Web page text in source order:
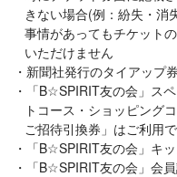
きない場合(例：紛失・消
事情があってもチケット
いただけません
新聞社発行のタイアップ
「B☆SPIRIT友の会」ス
トコース・ショッピング
ご招待引換券」はご利用
「B☆SPIRIT友の会」キ
「B☆SPIRIT友の会」会